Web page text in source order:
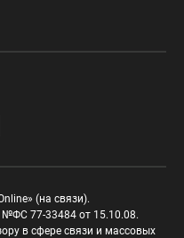
(на связи).
77-33484 от 15.10.08.
в сфере связи и массовых